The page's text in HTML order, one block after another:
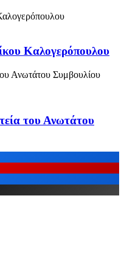
Καλογερόπουλου
του Ανωτάτου